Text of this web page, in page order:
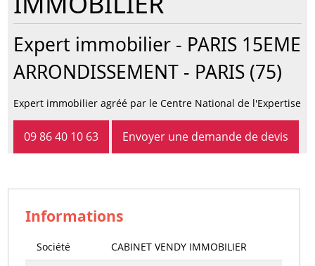
Expert immobilier - PARIS 15EME
ARRONDISSEMENT - PARIS (75)
Expert immobilier agréé par le Centre National de l'Expertise
09 86 40 10 63 Envoyer une demande de devis
Informations
Société
CABINET VENDY IMMOBILIER